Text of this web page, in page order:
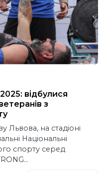
відбулися
з
Львова, на стадіоні
Національні
спорту серед